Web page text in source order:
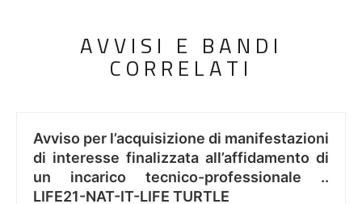
AVVISI E BANDI
CORRELATI
Avviso per l’acquisizione di manifestazioni
di interesse finalizzata all’affidamento di
un incarico tecnico-professionale ..
LIFE21-NAT-IT-LIFE TURTLE